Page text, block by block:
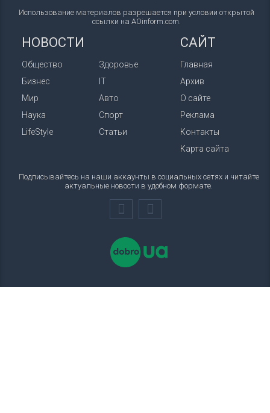
Использование материалов разрешается при условии открытой
ссылки на AOinform.com.
НОВОСТИ
Общество
Бизнес
Мир
Наука
LifeStyle
Здоровье
IT
Авто
Спорт
Статьи
САЙТ
Главная
Архив
О сайте
Реклама
Контакты
Карта сайта
Подписывайтесь на наши аккаунты в социальных сетях и читайте
актуальные новости в удобном формате.